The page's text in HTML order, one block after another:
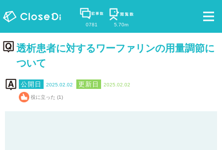
0781 5.70m
透析患者に対するワーファリンの用量調節に
ついて
2025.02.02 2025.02.02
役に立った (1)